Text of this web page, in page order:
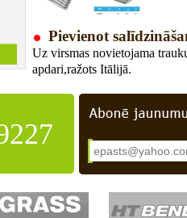
Pievienot
Uz virsmas novietojama
apdari,ražots Itālijā.